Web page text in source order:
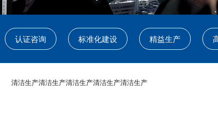
认证咨询 标准化建设 精益生产
清洁生产清洁生产清洁生产清洁生产清洁生产